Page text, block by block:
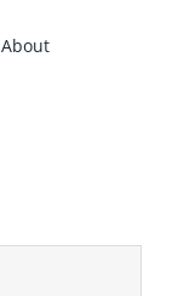
About